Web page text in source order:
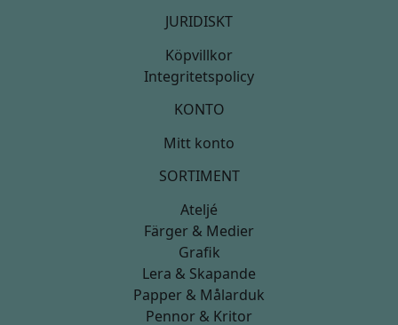
JURIDISKT
Köpvillkor
Integritetspolicy
KONTO
Mitt konto
SORTIMENT
Ateljé
Färger & Medier
Grafik
Lera & Skapande
Papper & Målarduk
Pennor & Kritor